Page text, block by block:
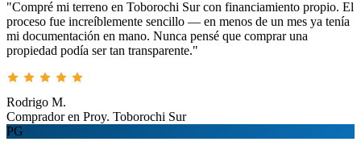
"Compré mi terreno en Toborochi Sur con financiamiento propio. El
proceso fue increíblemente sencillo — en menos de un mes ya tenía
mi documentación en mano. Nunca pensé que comprar una
propiedad podía ser tan transparente."
Rodrigo M.
Comprador en Proy. Toborochi Sur
PG